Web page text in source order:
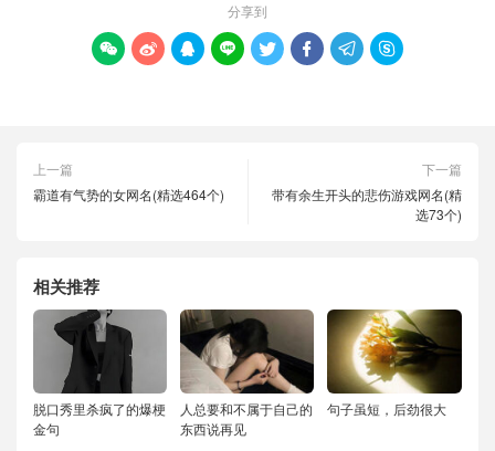
分享到
       
上一篇
霸道有气势的女网名(精选464个)
下一篇
带有余生开头的悲伤游戏网名(精
选73个)
相关推荐
脱口秀里杀疯了的爆梗
金句
人总要和不属于自己的
东西说再见
句子虽短，后劲很大